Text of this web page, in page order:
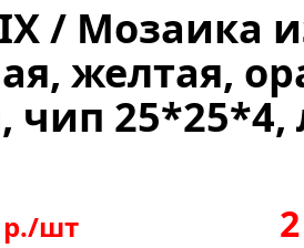
/ Мозаика
желтая,
чип 25*25*4,
р./шт